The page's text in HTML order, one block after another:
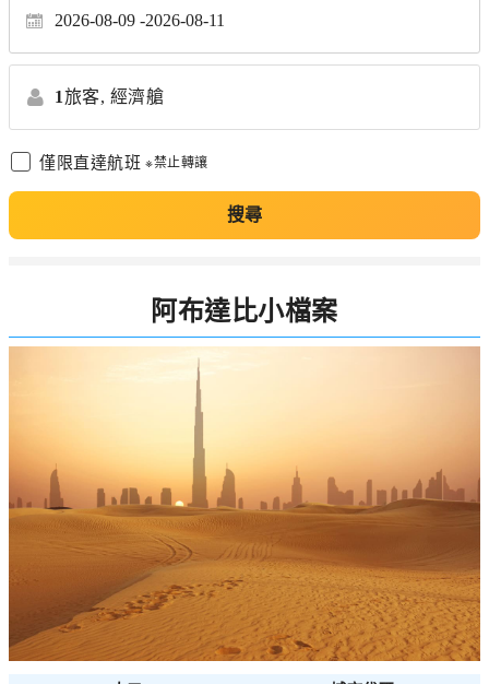
2026-08-09 2026-08-11
1旅客, 經濟艙
僅限直達航班 ※禁止轉讓
搜尋
阿布達比小檔案